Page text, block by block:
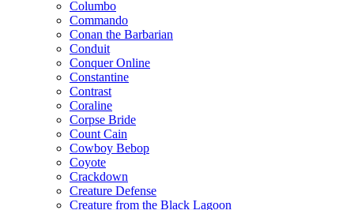
Columbo
Commando
Conan the Barbarian
Conduit
Conquer Online
Constantine
Contrast
Coraline
Corpse Bride
Count Cain
Cowboy Bebop
Coyote
Crackdown
Creature Defense
Creature from the Black Lagoon